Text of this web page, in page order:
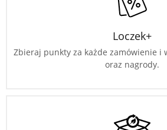
Loczek+
Zbieraj punkty za każde zamówienie i
oraz nagrody.